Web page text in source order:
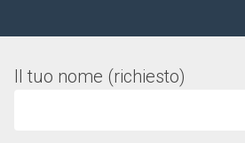
Il tuo nome (richiesto)